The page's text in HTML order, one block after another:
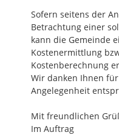
Sofern seitens der
Betrachtung einer
kann die Gemeinde
Kostenermittlung
Kostenberechnung
Wir danken Ihnen
Angelegenheit
Mit freundlichen
Im Auftrag